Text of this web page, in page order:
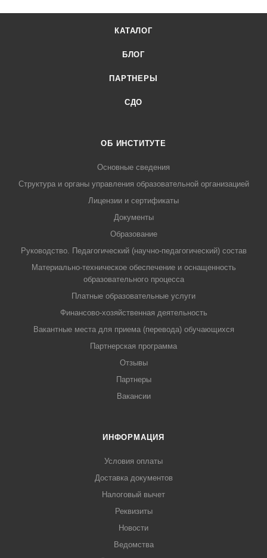
КАТАЛОГ
БЛОГ
ПАРТНЕРЫ
СДО
ОБ ИНСТИТУТЕ
Основные сведения
Структура и органы управления образовательной организацией
Лицензии и сертификаты
Документы
Образование
Руководство. Педагогический (научно-педагогический) состав
Материально-техническое обеспечение и оснащенность
образовательного процесса
Платные образовательные услуги
Финансово-хозяйственная деятельность
Вакантные места для приема (перевода) обучающихся
Партнерская программа
Отзывы
Партнеры
Вакансии
ИНФОРМАЦИЯ
Условия оплаты
Доставка документов
Налоговый вычет
Реквизиты
Новости
Ведомства